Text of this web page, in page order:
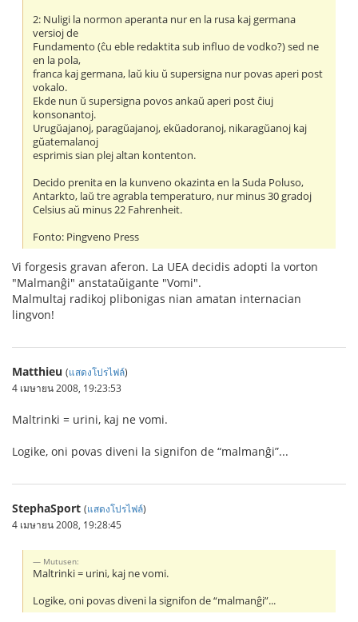
2: Nuligi la normon aperanta nur en la rusa kaj germana
versioj de
Fundamento (ĉu eble redaktita sub influo de vodko?) sed ne
en la pola,
franca kaj germana, laŭ kiu ŭ supersigna nur povas aperi post
vokalo.
Ekde nun ŭ supersigna povos ankaŭ aperi post ĉiuj
konsonantoj.
Urugŭajanoj, paragŭajanoj, ekŭadoranoj, nikaragŭanoj kaj
gŭatemalanoj
esprimis sian plej altan kontenton.
Decido prenita en la kunveno okazinta en la Suda Poluso,
Antarkto, laŭ tre agrabla temperaturo, nur minus 30 gradoj
Celsius aŭ minus 22 Fahrenheit.
Fonto: Pingveno Press
Vi forgesis gravan aferon. La UEA decidis adopti la vorton
"Malmanĝi" anstataŭigante "Vomi".
Malmultaj radikoj plibonigas nian amatan internacian
lingvon!
Matthieu (แสดงโปรไฟล์)
4 เมษายน 2008, 19:23:53
Maltrinki = urini, kaj ne vomi.
Logike, oni povas diveni la signifon de “malmanĝi”...
StephaSport (แสดงโปรไฟล์)
4 เมษายน 2008, 19:28:45
Mutusen:
Maltrinki = urini, kaj ne vomi.
Logike, oni povas diveni la signifon de “malmanĝi”...